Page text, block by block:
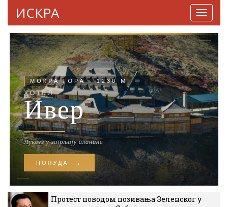
ИСКРА
Протест поводом позивања Зеленског у